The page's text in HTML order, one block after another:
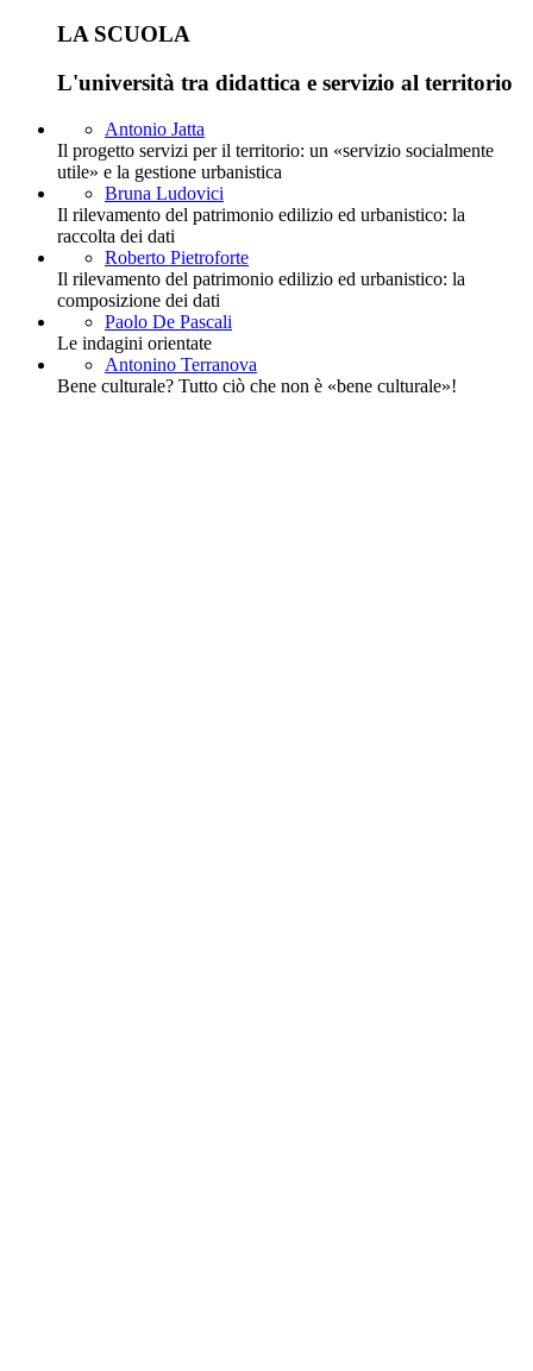
LA SCUOLA
L'università tra didattica e servizio al territorio
Antonio Jatta
Il progetto servizi per il territorio: un «servizio socialmente
utile» e la gestione urbanistica
Bruna Ludovici
Il rilevamento del patrimonio edilizio ed urbanistico: la
raccolta dei dati
Roberto Pietroforte
Il rilevamento del patrimonio edilizio ed urbanistico: la
composizione dei dati
Paolo De Pascali
Le indagini orientate
Antonino Terranova
Bene culturale? Tutto ciò che non è «bene culturale»!